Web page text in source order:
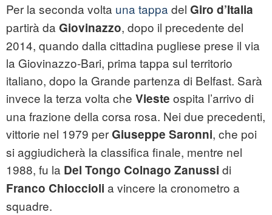
Per la seconda volta una tappa del Giro d’Italia
partirà da Giovinazzo, dopo il precedente del
2014, quando dalla cittadina pugliese prese il via
la Giovinazzo-Bari, prima tappa sul territorio
italiano, dopo la Grande partenza di Belfast. Sarà
invece la terza volta che Vieste ospita l’arrivo di
una frazione della corsa rosa. Nei due precedenti,
vittorie nel 1979 perGiuseppe Saronni, che poi
si aggiudicherà la classifica finale, mentre nel
1988, fu la Del Tongo Colnago Zanussi di
Franco Chioccioli a vincere la cronometro a
squadre.